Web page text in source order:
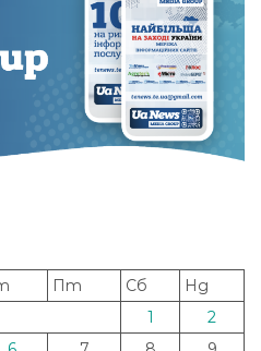
Пт Сб
Нд
1
2